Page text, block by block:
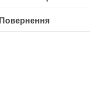
Повернення